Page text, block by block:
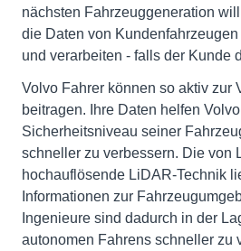
nächsten Fahrzeuggeneration
die Daten von
und verarbeiten - falls der Kunde
Volvo Fahrer können so aktiv zur
beitragen. Ihre Daten helfen
Sicherheitsniveau seiner
schneller zu verbessern. Die von
hochauflösende LiDAR-Technik
Informationen zur
Ingenieure sind dadurch in der
autonomen Fahrens schneller zu